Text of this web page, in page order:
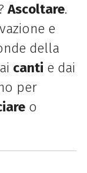
Ascoltare.
e
della
canti e dai
per
o